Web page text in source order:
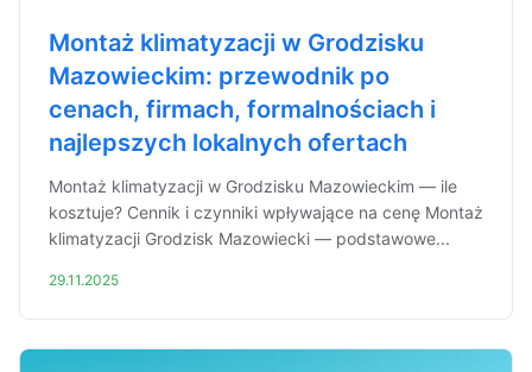
Montaż klimatyzacji w Grodzisku
Mazowieckim: przewodnik po
cenach, firmach, formalnościach i
najlepszych lokalnych ofertach
Montaż klimatyzacji w Grodzisku Mazowieckim — ile
kosztuje? Cennik i czynniki wpływające na cenę Montaż
klimatyzacji Grodzisk Mazowiecki — podstawowe...
29.11.2025